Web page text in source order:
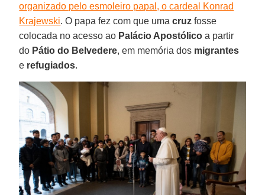
organizado pelo esmoleiro papal, o cardeal Konrad
Krajewski. O papa fez com que umacruz fosse
colocada no acesso ao Palácio Apostólico a partir
do Pátio do Belvedere, em memória dos migrantes
e refugiados.